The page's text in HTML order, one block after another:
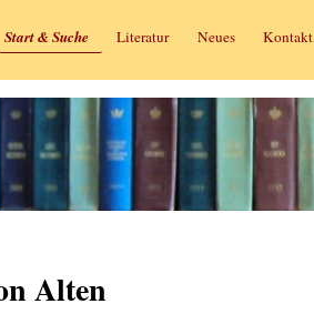
Start & Suche Literatur Neues Kontakt
Alten